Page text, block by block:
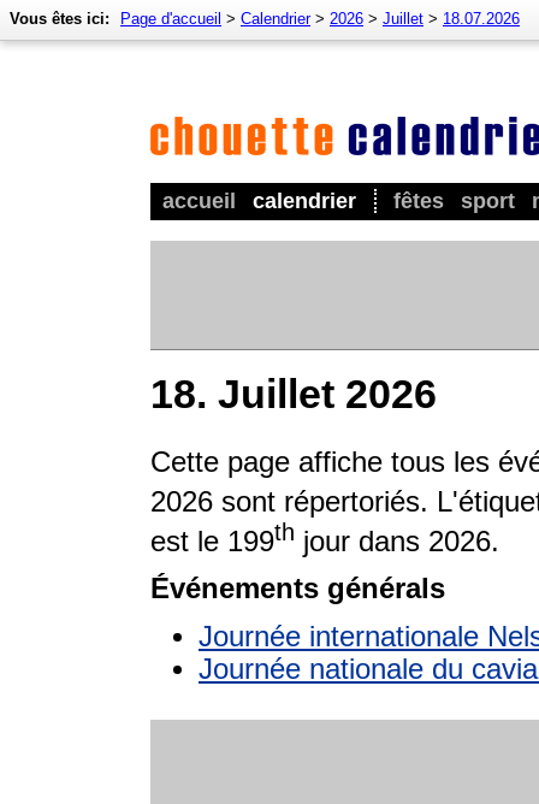
accueil calendrier fêtes sport
Vous êtes ici: Page d'accueil > Calendrier> 2026 > Juillet > 18.07.2026
18. Juillet 2026
Cette page affiche tous les
2026 sont répertoriés.
est le 199th jour dans 2026.
Événements générals
Journée internationale
Journée nationale du